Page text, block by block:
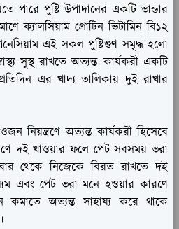
পারে পুষ্টি উপাদানের একটি ভান্ডার
ক্যালসিয়াম প্রোটিন ভিটামিন বি১২
এই সকল পুষ্টিগুণ সমৃদ্ধ হলো
সুস্থ রাখতে অত্যন্ত কার্যকরী একটি
এর খাদ্য তালিকায় দুই রাখার
নিয়ন্ত্রণে অত্যন্ত কার্যকরী হিসেবে
দই খাওয়ার ফলে পেট সবসময় ভরা
থেকে নিজেকে বিরত রাখতে দই
এবং পেট ভরা মনে হওয়ার কারণে
অত্যন্ত সাহায্য করে থাকে